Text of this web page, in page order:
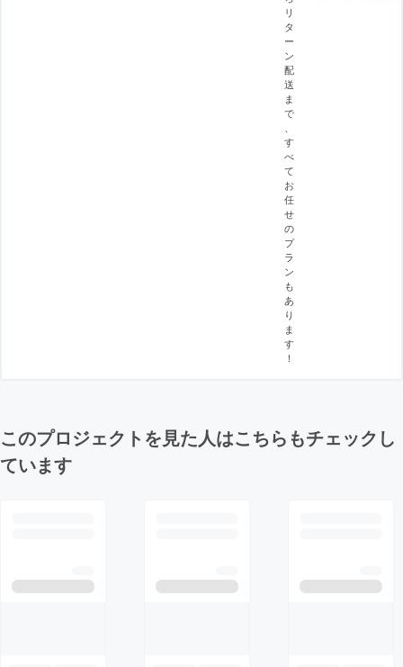
リ
タ
ー
ン
配
送
ま
で
、
す
べ
て
お
任
せ
の
プ
ラ
ン
も
あ
り
ま
す
！
このプロジェクトを見た人はこちらもチェックし
ています